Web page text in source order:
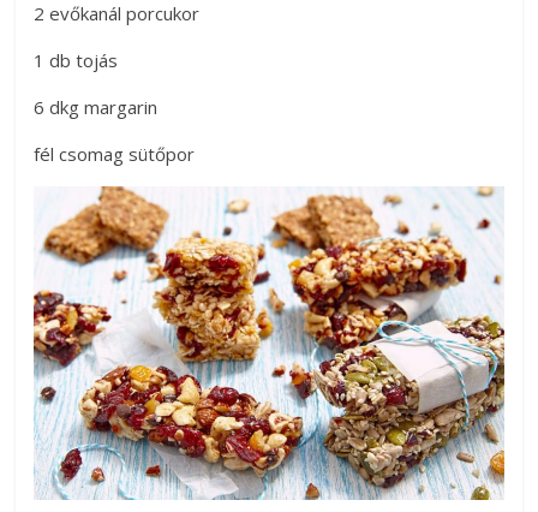
2 evőkanál porcukor
1 db tojás
6 dkg margarin
fél csomag sütőpor